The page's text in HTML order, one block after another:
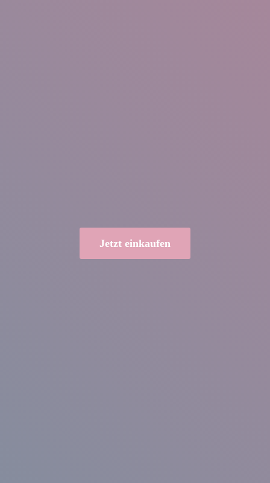
Jetzt einkaufen